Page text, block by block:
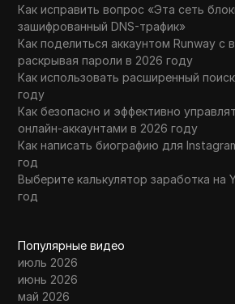
Как исправить вопрос «Эта сеть
зашифрованный DNS-трафик»
Как поделиться аккаунтом Runway с
раскрывая пароли в 2026 году
Как использовать расширенный
году
Как безопасно и эффективно
онлайн-аккаунтами в 2026 году
Как написать биографию для
год
Выберите калькулятор заработка на
год
Популярные видео
июль 2026
июнь 2026
май 2026